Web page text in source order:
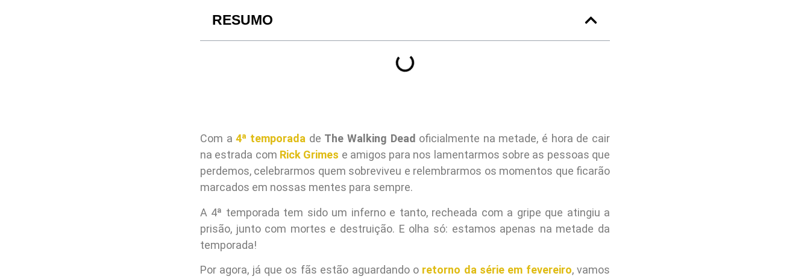
RESUMO
Com a4ª temporadade The Walking Dead oficialmente na metade, é hora de cair
na estrada com Rick Grimes e amigos para nos lamentarmos sobre as pessoas que
perdemos, celebrarmos quem sobreviveu e relembrarmos os momentos que ficarão
marcados em nossas mentes para sempre.
A 4ª temporada tem sido um inferno e tanto, recheada com a gripe que atingiu a
prisão, junto com mortes e destruição. E olha só: estamos apenas na metade da
temporada!
Por agora, já que os fãs estão aguardando o retorno da série em fevereiro, vamos